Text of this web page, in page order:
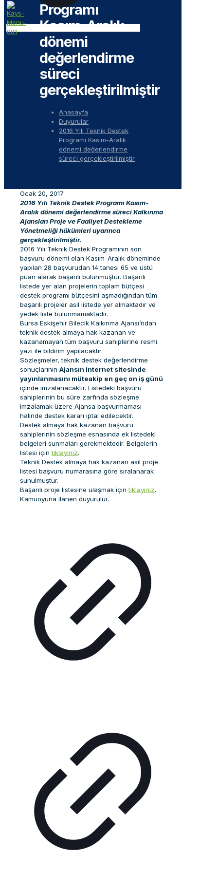
Programı
Kasım-Aralık
dönemi
değerlendirme
süreci
gerçekleştirilmiştir
Anasayfa
Duyurular
2016 Yılı Teknik Destek
Programı Kasım-Aralık
dönemi değerlendirme
süreci gerçekleştirilmiştir
Ocak 20, 2017
2016 Yılı Teknik Destek Programı Kasım-
Aralık dönemi değerlendirme süreci Kalkınma
Ajansları Proje ve Faaliyet Destekleme
Yönetmeliği hükümleri uyarınca
gerçekleştirilmiştir.
2016 Yılı Teknik Destek Programının son
başvuru dönemi olan Kasım-Aralık döneminde
yapılan 28 başvurudan 14 tanesi 65 ve üstü
puan alarak başarılı bulunmuştur. Başarılı
listede yer alan projelerin toplam bütçesi
destek programı bütçesini aşmadığından tüm
başarılı projeler asil listede yer almaktadır ve
yedek liste bulunmamaktadır.
Bursa Eskişehir Bilecik Kalkınma Ajansı’ndan
teknik destek almaya hak kazanan ve
kazanamayan tüm başvuru sahiplerine resmi
yazı ile bildirim yapılacaktır.
Sözleşmeler, teknik destek değerlendirme
sonuçlarının Ajansın internet sitesinde
yayınlanmasını müteakip en geç on iş günü
içinde imzalanacaktır. Listedeki başvuru
sahiplerinin bu süre zarfında sözleşme
imzalamak üzere Ajansa başvurmaması
halinde destek kararı iptal edilecektir.
Destek almaya hak kazanan başvuru
sahiplerinin sözleşme esnasında ek listedeki
belgeleri sunmaları gerekmektedir. Belgelerin
listesi içintıklayınız.
Teknik Destek almaya hak kazanan asil proje
listesi başvuru numarasına göre sıralanarak
sunulmuştur.
Başarılı proje listesine ulaşmak için tıklayınız.
Kamuoyuna ilanen duyurulur.